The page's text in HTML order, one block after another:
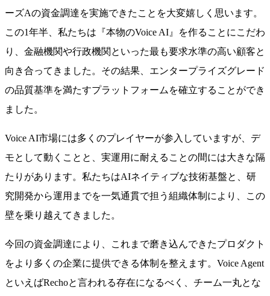
ーズAの資金調達を実施できたことを大変嬉しく思います。
この1年半、私たちは『本物のVoice AI』を作ることにこだわ
り、金融機関や行政機関といった最も要求水準の高い顧客と
向き合ってきました。その結果、エンタープライズグレード
の品質基準を満たすプラットフォームを確立することができ
ました。
Voice AI市場には多くのプレイヤーが参入していますが、デ
モとして動くことと、実運用に耐えることの間には大きな隔
たりがあります。私たちはAIネイティブな技術基盤と、研
究開発から運用までを一気通貫で担う組織体制により、この
壁を乗り越えてきました。
今回の資金調達により、これまで磨き込んできたプロダクト
をより多くの企業に提供できる体制を整えます。Voice Agent
といえばRechoと言われる存在になるべく、チーム一丸とな